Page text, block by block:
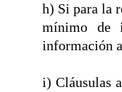
h) Si para la
mínimo de
información
i) Cláusulas